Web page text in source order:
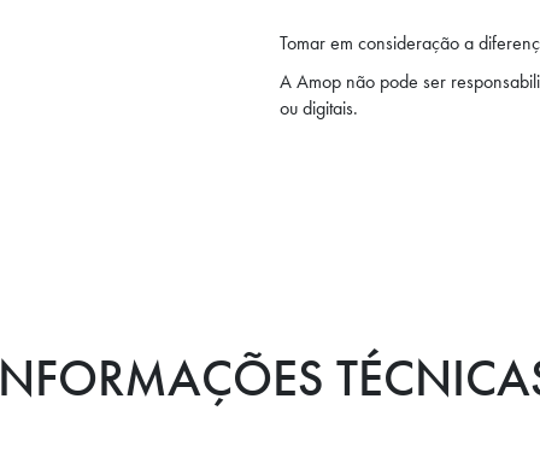
Tomar em consideração a
A Amop não pode ser
ou digitais.